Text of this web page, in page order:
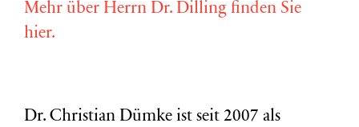
Mehr über Herrn Dr. Dilling finden Sie
hier.
Dr. Christian Dümke ist seit 2007 als